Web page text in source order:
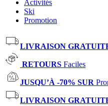
Activités
Ski
Promotion
LIVRAISON
RETOURS Faciles
JUSQU’À -70% SUR
LIVRAISON